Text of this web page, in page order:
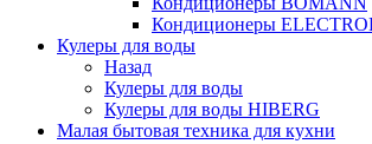
Кондиционеры
Кулеры для воды
Назад
Кулеры для воды
Кулеры для воды HIBERG
Малая бытовая техника для кухни